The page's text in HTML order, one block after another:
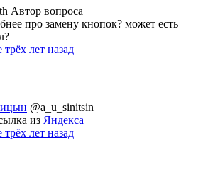
Автор вопроса
про замену кнопок? может есть
трёх лет назад
@a_u_sinitsin
из Яндекса
трёх лет назад